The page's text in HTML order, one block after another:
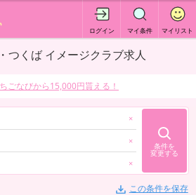
ログイン マイ条件 マイリスト
つくば イメージクラブ求人
ごなびから15,000円貰える！
×
×
×
条件を
変更する
この条件を保存